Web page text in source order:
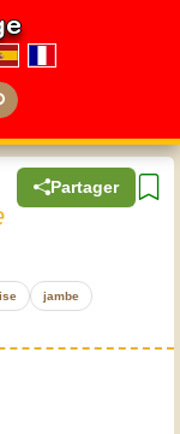
Partager
jambe